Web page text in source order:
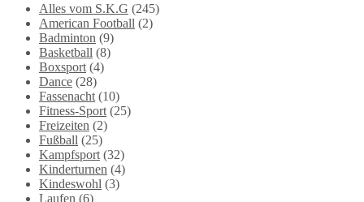
Alles vom S.K.G (245)
American Football (2)
Badminton (9)
Basketball (8)
Boxsport (4)
Dance (28)
Fassenacht (10)
Fitness-Sport (25)
Freizeiten (2)
Fußball (25)
Kampfsport (32)
Kinderturnen (4)
Kindeswohl (3)
Laufen (6)